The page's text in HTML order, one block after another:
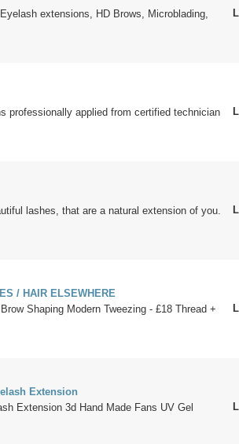
extensions, HD Brows, Microblading,
professionally applied from certified technician
lashes, that are a natural extension of you.
/ HAIR ELSEWHERE
Shaping Modern Tweezing - £18 Thread +
Extension
Extension 3d Hand Made Fans UV Gel